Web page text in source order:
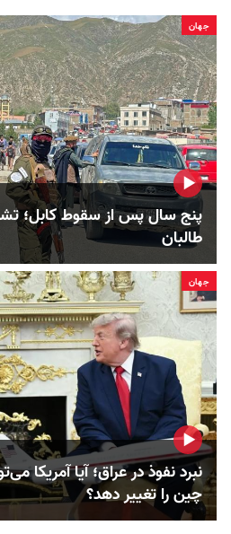
جهان
پنج سال پس از سقوط کابل؛
طالبان
جهان
نبرد نفوذ در عراق؛ آیا آمریکا
چین را تغییر دهد؟